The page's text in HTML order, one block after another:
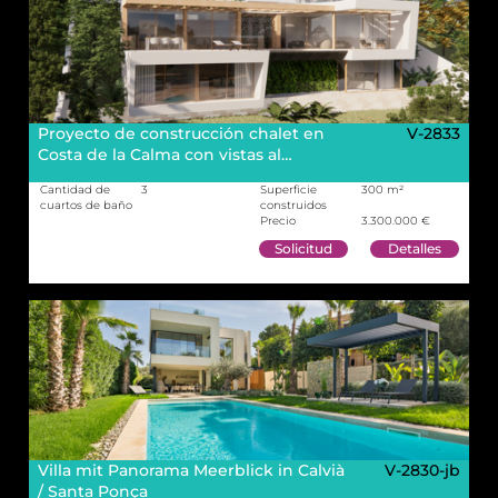
Proyecto de construcción chalet en
Costa de la Calma con vistas al…
V-2833
Cantidad de
cuartos de baño
3
Superficie
construidos
300 m²
Precio 3.300.000 €
Detalles
Solicitud
Villa mit Panorama Meerblick in Calvià
/ Santa Ponça
V-2830-jb